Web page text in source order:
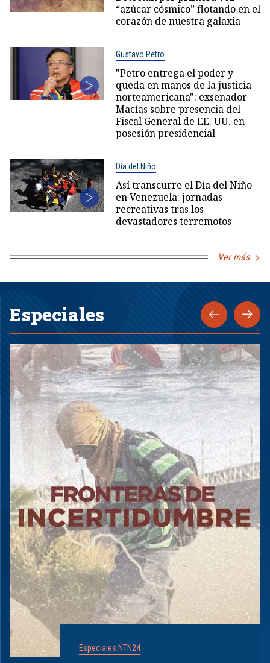
“azúcar cósmico” flotando en el
corazón de nuestra galaxia
Gustavo Petro
"Petro entrega el poder y
queda en manos de la justicia
norteamericana": exsenador
Macías sobre presencia del
Fiscal General de EE. UU. en
posesión presidencial
Día del Niño
Así transcurre el Día del Niño
en Venezuela: jornadas
recreativas tras los
devastadores terremotos
Ver más
Especiales
Especiales NTN24